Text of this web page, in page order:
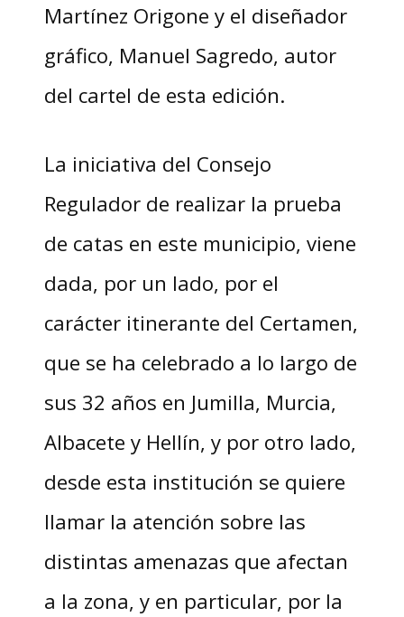
Martínez Origone y el diseñador
gráfico, Manuel Sagredo, autor
del cartel de esta edición.
La iniciativa del Consejo
Regulador de realizar la prueba
de catas en este municipio, viene
dada, por un lado, por el
carácter itinerante del Certamen,
que se ha celebrado a lo largo de
sus 32 años en Jumilla, Murcia,
Albacete y Hellín, y por otro lado,
desde esta institución se quiere
llamar la atención sobre las
distintas amenazas que afectan
a la zona, y en particular, por la